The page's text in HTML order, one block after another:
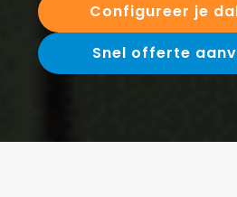
Configureer je
Snel offerte